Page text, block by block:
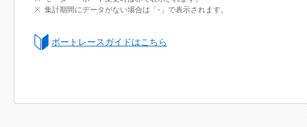
集計期間にデータがない場合は「-」で表示されます。
ボートレースガイドはこちら